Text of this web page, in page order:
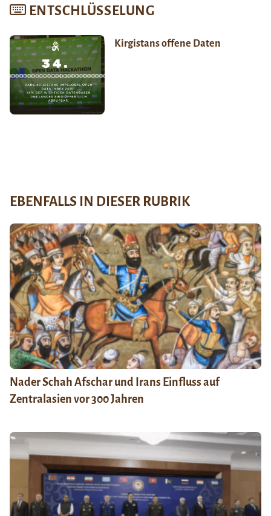
ENTSCHLÜSSELUNG
Kirgistans offene Daten
EBENFALLS IN DIESER RUBRIK
Nader Schah Afschar und Irans Einfluss auf
Zentralasien vor 300 Jahren